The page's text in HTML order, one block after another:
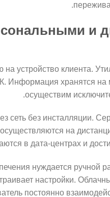
и
устройство клиента.
Информация хранятся на
осуществим
сеть без инсталляции.
на
в дата-центрах и
нуждается ручной
настройки.
постоянно